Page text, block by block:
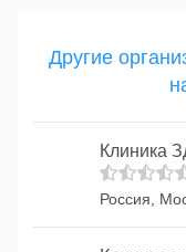
Другие
Клиника
Россия,